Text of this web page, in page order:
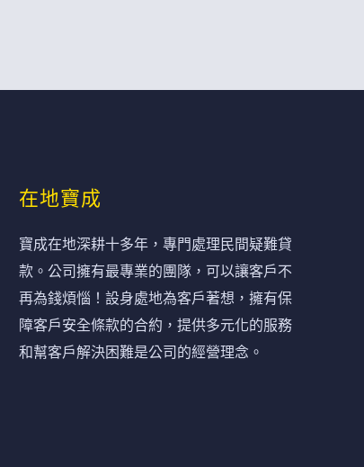
在地寶成
寶成在地深耕十多年，專門處理民間疑難貸
款。公司擁有最專業的團隊，可以讓客戶不
再為錢煩惱！設身處地為客戶著想，擁有保
障客戶安全條款的合約，提供多元化的服務
和幫客戶解決困難是公司的經營理念。